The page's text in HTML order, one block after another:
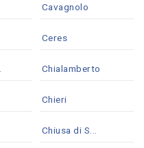
Cavagnolo
Ceres
Chialamberto
Chieri
Chiusa di S...